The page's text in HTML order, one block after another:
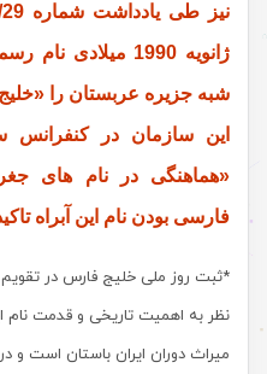
ژانویه 1990
شبه جزیره عربستان را
این سازمان در کنفرانس
«هماهنگی در نام های
فارسی بودن نام این آبراه
*ثبت روز ملی خلیج فارس در
نظر به اهمیت تاریخی و قدمت نام
میراث دوران ایران باستان است و